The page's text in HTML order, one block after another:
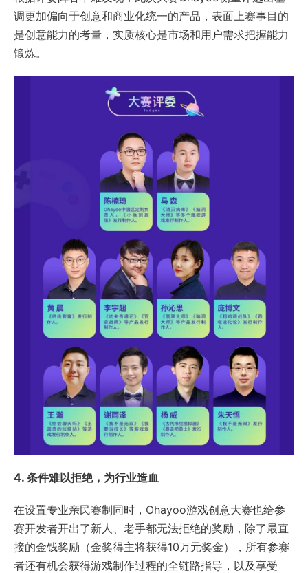
调更加偏向于创意和商业化统一的产品，表面上赛事目的
是创意能力的考量，实质核心是市场和用户需求把握能力
锻炼。
4. 条件难以拒绝，为行业造血
在设置专业亲民赛制同时，Ohayoo游戏创意大赛也给参
赛开发者开出了新人、老手都无法拒绝的奖励，除了最直
接的金钱奖励（金奖得主将获得10万元奖金），所有参赛
者还有机会获得游戏制作过程的全链路指导，以及享受